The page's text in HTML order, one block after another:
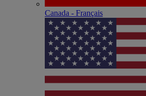
Canada - Français